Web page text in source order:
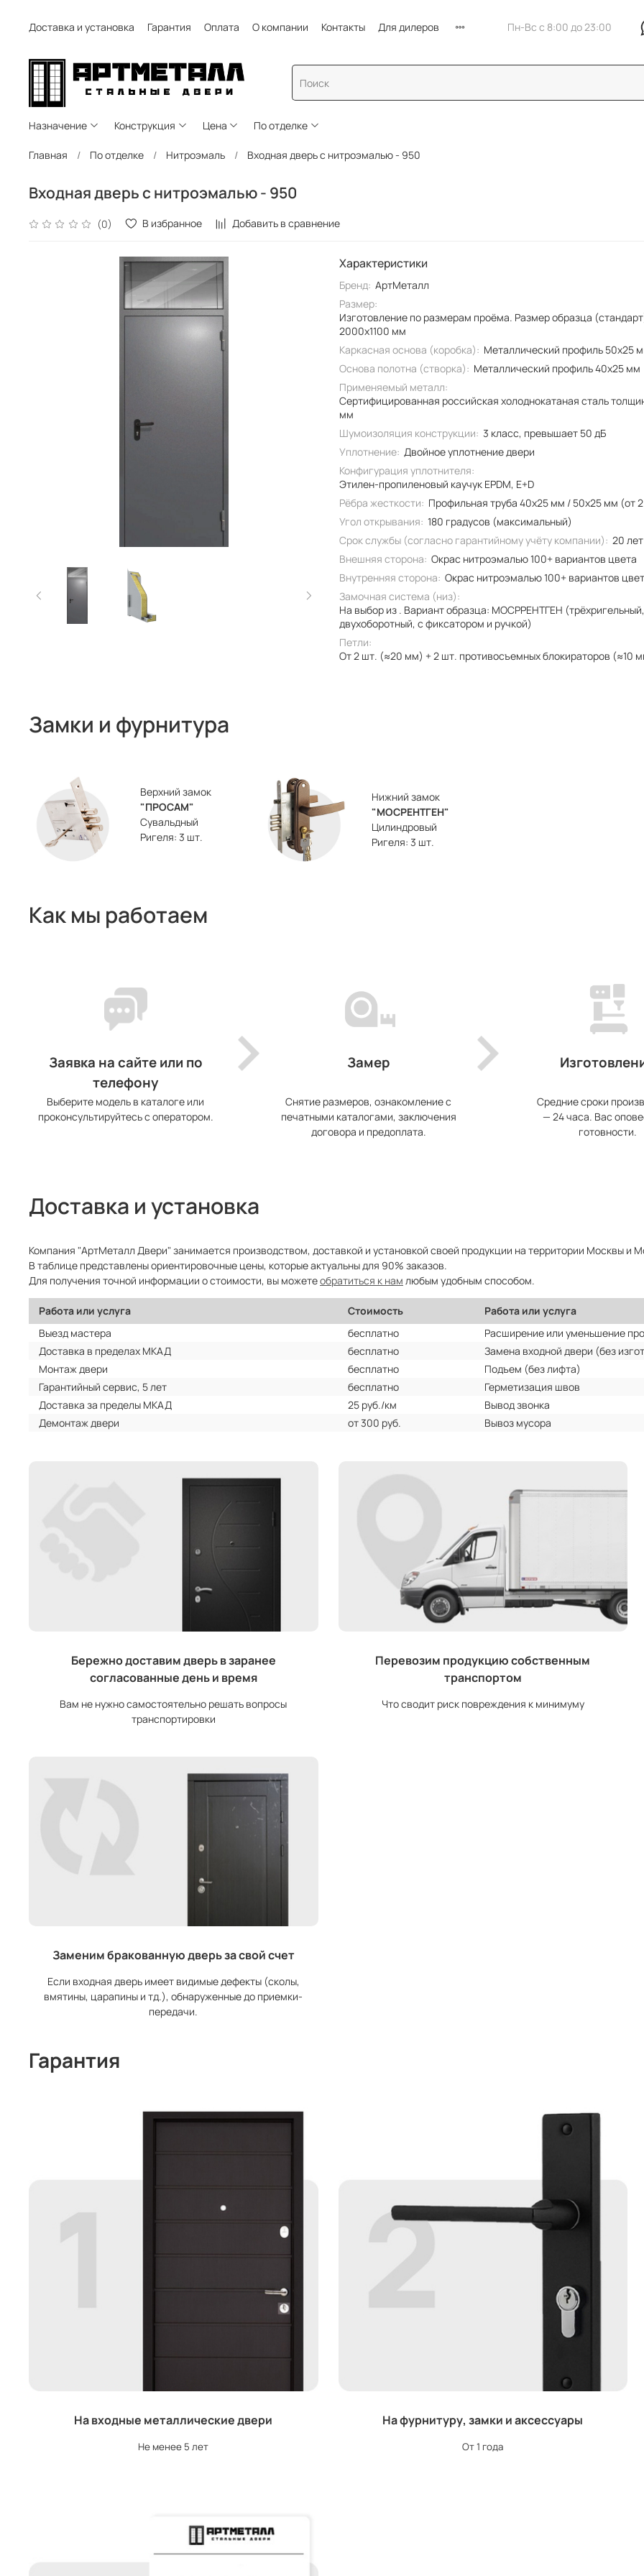
Доставка и установка Гарантия Оплата О компании Контакты Для дилеров Пн-Вс с 8:00 до 23:00
Назначение Конструкция Цена По отделке
Главная По отделке Нитроэмаль Входная дверь с нитроэмалью - 950
Входная дверь с нитроэмалью - 950
(0) В избранное Добавить в сравнение
Характеристики
Бренд: АртМеталл
Размер:
Изготовление по размерам проёма. Размер образца
2000x1100 мм
Каркасная основа (коробка): Металлический профиль 50x25
Основа полотна (створка): Металлический профиль 40x25 мм
Применяемый металл:
Сертифицированная российская холоднокатаная сталь
мм
Шумоизоляция конструкции: 3 класс, превышает 50 дБ
Уплотнение: Двойное уплотнение двери
Конфигурация уплотнителя:
Этилен-пропиленовый каучук EPDM, E+D
Рёбра жесткости: Профильная труба 40х25 мм / 50x25 мм (от
Угол открывания: 180 градусов (максимальный)
Срок службы (согласно гарантийному учёту компании): 20 лет
Внешняя сторона: Окрас нитроэмалью 100+ вариантов цвета
Внутренняя сторона: Окрас нитроэмалью 100+ вариантов
Замочная система (низ):
На выбор из . Вариант образца: МОСРРЕНТГЕН
двухоборотный, с фиксатором и ручкой)
Петли:
От 2 шт. (≈20 мм) + 2 шт. противосъемных блокираторов (≈10
Замки и фурнитура
Верхний замок
"ПРОСАМ"
Сувальдный
Ригеля: 3 шт.
Нижний замок
"МОСРЕНТГЕН"
Цилиндровый
Ригеля: 3 шт.
Как мы работаем
Заявка на сайте или по
телефону
Замер
Выберите модель в каталоге или
проконсультируйтесь с оператором.
Снятие размеров, ознакомление с
печатными каталогами, заключения
договора и предоплата.
Средние сроки
— 24 часа. Вас
готовности.
Доставка и установка
Компания "АртМеталл Двери" занимается производством, доставкой и установкой своей продукции на территории Москвы и
В таблице представлены ориентировочные цены, которые актуальны для 90% заказов.
Для получения точной информации о стоимости, вы можетеобратиться к нам любым удобным способом.
Работа или услуга Стоимость
Работа или услуга
Выезд мастера
бесплатно
Расширение или уменьшение
Доставка в пределах МКАД
бесплатно
Замена входной двери (без
Монтаж двери
бесплатно
Подъем (без лифта)
Гарантийный сервис, 5 лет
бесплатно
Герметизация швов
Доставка за пределы МКАД
25 руб./км
Вывод звонка
Демонтаж двери
от 300 руб. Вывоз мусора
Бережно доставим дверь в заранее
согласованные день и время
Вам не нужно самостоятельно решать вопросы
транспортировки
Перевозим продукцию собственным
транспортом
Что сводит риск повреждения к минимуму
Заменим бракованную дверь за свой счет
Если входная дверь имеет видимые дефекты (сколы,
вмятины, царапины и тд.), обнаруженные до приемки-
передачи.
Гарантия
На входные металлические двери
Не менее 5 лет
На фурнитуру, замки и аксессуары
От 1 года